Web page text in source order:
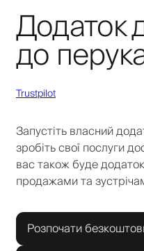
Додаток
до
Trustpilot
Запустіть власний
зробіть свої послуги
вас також буде
продажами та
Розпочати